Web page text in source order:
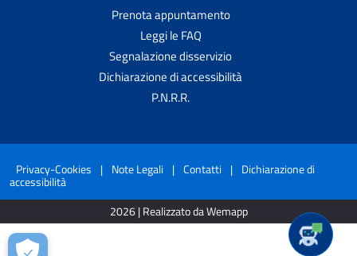
Prenota appuntamento
Leggi le FAQ
Segnalazione disservizio
Dichiarazione di accessibilità
P.N.R.R.
Privacy-Cookies | Note Legali | Contatti | Dichiarazione di
accessibilità
2026 | Realizzato da Wemapp